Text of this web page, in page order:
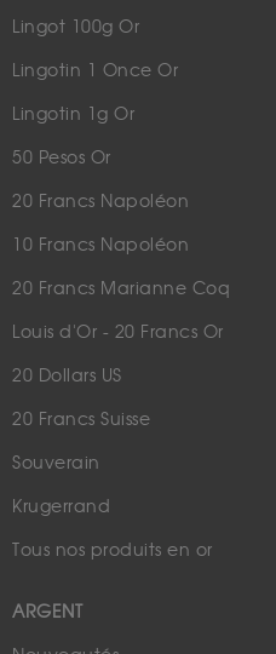
Lingot 100g Or
Lingotin 1 Once Or
Lingotin 1g Or
50 Pesos Or
20 Francs Napoléon
10 Francs Napoléon
20 Francs Marianne Coq
Louis d'Or - 20 Francs Or
20 Dollars US
20 Francs Suisse
Souverain
Krugerrand
Tous nos produits en or
ARGENT